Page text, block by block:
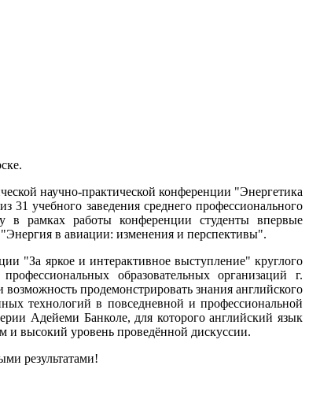
научно-практической конференции "Энергетика
учебного заведения среднего профессионального
в рамках работы конференции студенты впервые
в авиации: изменения и перспективы".
"За яркое и интерактивное выступление" круглого
образовательных организаций г.
продемонстрировать знания английского
технологий в повседневной и профессиональной
Адейеми Банколе, для которого английский язык
и высокий уровень проведённой дискуссии.
результатами!